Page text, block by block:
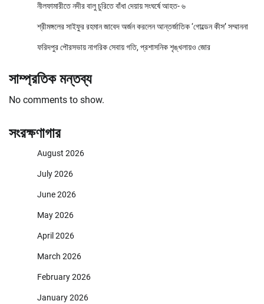
নীলফামারীতে নদীর বালু চুরিতে বাঁধা দেয়ায় সংঘর্ষে আহত- ৬
শ্রীমঙ্গলের সাইফুর রহমান জাবেদ অর্জন করলেন আন্তর্জাতিক ‘গোল্ডেন কীস’ সম্মাননা
ফরিদপুর পৌরসভায় নাগরিক সেবায় গতি, প্রশাসনিক শৃঙ্খলায়ও জোর
সাম্প্রতিক মন্তব্য
No comments to show.
সংরক্ষণাগার
August 2026
July 2026
June 2026
May 2026
April 2026
March 2026
February 2026
January 2026